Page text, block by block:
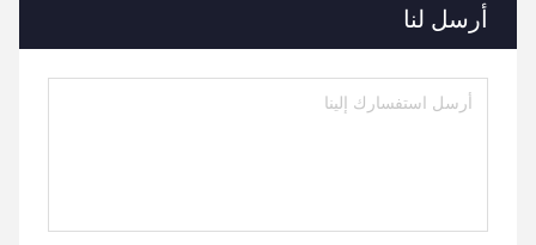
أرسل لنا